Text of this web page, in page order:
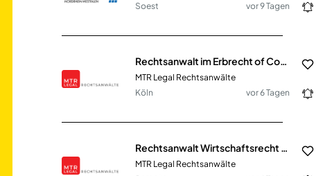
Soest
vor 9 Tagen
Rechtsanwalt im Erbrecht of Counsel (m/w/d)
MTR Legal Rechtsanwälte
Köln
vor 6 Tagen
MTR Legal Rechtsanwälte